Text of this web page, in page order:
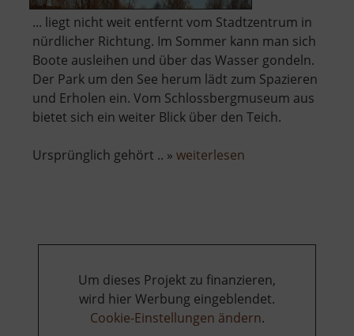
... liegt nicht weit entfernt vom Stadtzentrum in
nürdlicher Richtung. Im Sommer kann man sich
Boote ausleihen und über das Wasser gondeln.
Der Park um den See herum lädt zum Spazieren
und Erholen ein. Vom Schlossbergmuseum aus
bietet sich ein weiter Blick über den Teich.
Ursprünglich gehört .. » weiterlesen
Um dieses Projekt zu finanzieren,
wird hier Werbung eingeblendet.
Cookie-Einstellungen ändern.